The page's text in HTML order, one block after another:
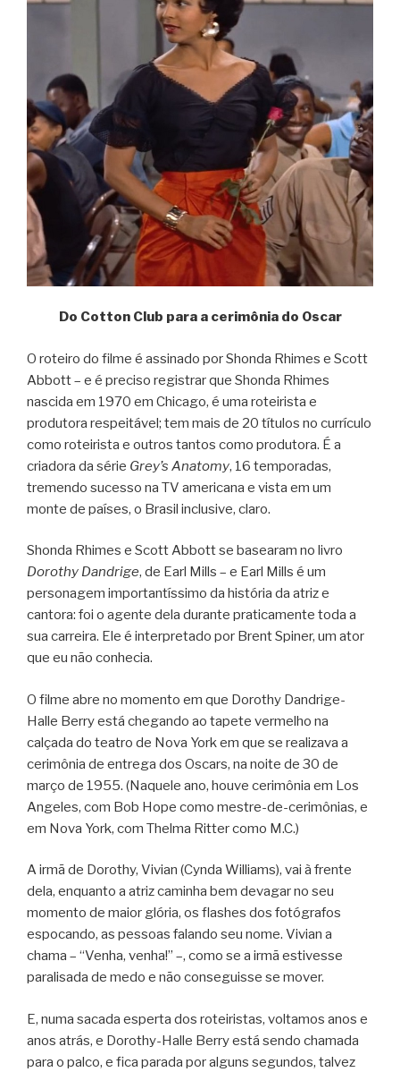
Do Cotton Club para a cerimônia do Oscar
O roteiro do filme é assinado por Shonda Rhimes e Scott
Abbott – e é preciso registrar que Shonda Rhimes
nascida em 1970 em Chicago, é uma roteirista e
produtora respeitável; tem mais de 20 títulos no currículo
como roteirista e outros tantos como produtora. É a
criadora da série Grey’s Anatomy, 16 temporadas,
tremendo sucesso na TV americana e vista em um
monte de países, o Brasil inclusive, claro.
Shonda Rhimes e Scott Abbott se basearam no livro
Dorothy Dandrige, de Earl Mills – e Earl Mills é um
personagem importantíssimo da história da atriz e
cantora: foi o agente dela durante praticamente toda a
sua carreira. Ele é interpretado por Brent Spiner, um ator
que eu não conhecia.
O filme abre no momento em que Dorothy Dandrige-
Halle Berry está chegando ao tapete vermelho na
calçada do teatro de Nova York em que se realizava a
cerimônia de entrega dos Oscars, na noite de 30 de
março de 1955. (Naquele ano, houve cerimônia em Los
Angeles, com Bob Hope como mestre-de-cerimônias, e
em Nova York, com Thelma Ritter como M.C.)
A irmã de Dorothy, Vivian (Cynda Williams), vai à frente
dela, enquanto a atriz caminha bem devagar no seu
momento de maior glória, os flashes dos fotógrafos
espocando, as pessoas falando seu nome. Vivian a
chama – “Venha, venha!” –, como se a irmã estivesse
paralisada de medo e não conseguisse se mover.
E, numa sacada esperta dos roteiristas, voltamos anos e
anos atrás, e Dorothy-Halle Berry está sendo chamada
para o palco, e fica parada por alguns segundos, talvez